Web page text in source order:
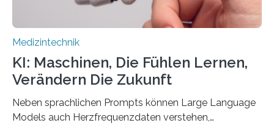
Medizintechnik
KI: Maschinen, Die Fühlen Lernen,
Verändern Die Zukunft
Neben sprachlichen Prompts können Large Language
Models auch Herzfrequenzdaten verstehen,